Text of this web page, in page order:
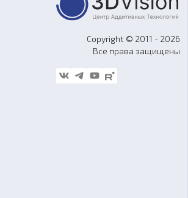
оборудование
Copyright © 2011 - 2026
Все права защищены